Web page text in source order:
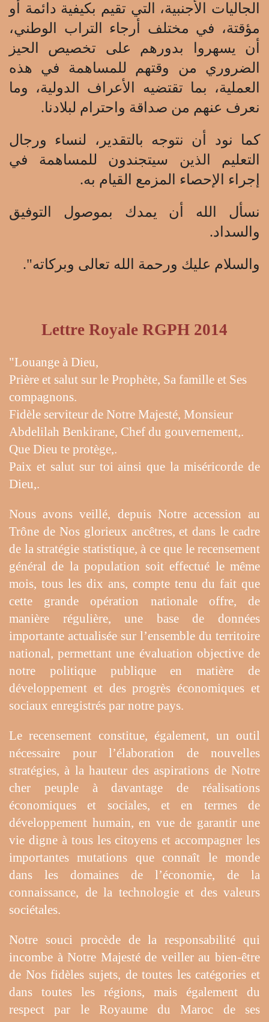
الجاليات الأجنبية، التي تقيم بكيفية دائمة أو
مؤقتة، في مختلف أرجاء التراب الوطني،
أن يسهروا بدورهم على تخصيص الحيز
الضروري من وقتهم للمساهمة في هذه
العملية، بما تقتضيه الأعراف الدولية، وما
نعرف عنهم من صداقة واحترام لبلادنا.
كما نود أن نتوجه بالتقدير، لنساء ورجال
التعليم الذين سيتجندون للمساهمة في
إجراء الإحصاء المزمع القيام به.
نسأل الله أن يمدك بموصول التوفيق
والسداد.
والسلام عليك ورحمة الله تعالى وبركاته".
Lettre Royale RGPH 2014
"Louange à Dieu,
Prière et salut sur le Prophète, Sa famille et Ses
compagnons.
Fidèle serviteur de Notre Majesté, Monsieur
Abdelilah Benkirane, Chef du gouvernement,.
Que Dieu te protège,.
Paix et salut sur toi ainsi que la miséricorde de
Dieu,.
Nous avons veillé, depuis Notre accession au
Trône de Nos glorieux ancêtres, et dans le cadre
de la stratégie statistique, à ce que le recensement
général de la population soit effectué le même
mois, tous les dix ans, compte tenu du fait que
cette grande opération nationale offre, de
manière régulière, une base de données
importante actualisée sur l’ensemble du territoire
national, permettant une évaluation objective de
notre politique publique en matière de
développement et des progrès économiques et
sociaux enregistrés par notre pays.
Le recensement constitue, également, un outil
nécessaire pour l’élaboration de nouvelles
stratégies, à la hauteur des aspirations de Notre
cher peuple à davantage de réalisations
économiques et sociales, et en termes de
développement humain, en vue de garantir une
vie digne à tous les citoyens et accompagner les
importantes mutations que connaît le monde
dans les domaines de l’économie, de la
connaissance, de la technologie et des valeurs
sociétales.
Notre souci procède de la responsabilité qui
incombe à Notre Majesté de veiller au bien-être
de Nos fidèles sujets, de toutes les catégories et
dans toutes les régions, mais également du
respect par le Royaume du Maroc de ses